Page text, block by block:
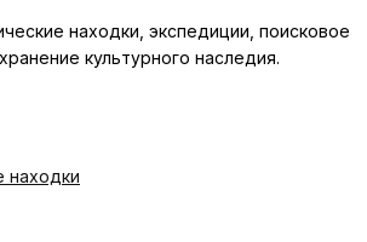
находки, экспедиции, поисковое
культурного наследия.
находки